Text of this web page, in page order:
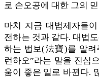
로 손오공에 대한 그의
마치 지금 대법제자들
전하는 것과 같다. 대법
하는 법보(法寶)를 알려
런하오”라는 말을 진심
움이 좋은 일로 바뀐다.